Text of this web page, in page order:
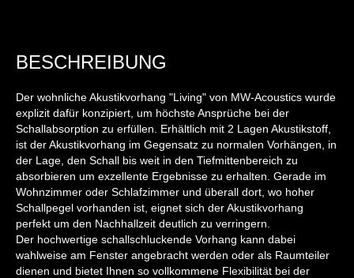
BESCHREIBUNG
Der wohnliche Akustikvorhang "Living" von MW-Acoustics wurde
explizit dafür konzipiert, um höchste Ansprüche bei der
Schallabsorption zu erfüllen. Erhältlich mit 2 Lagen Akustikstoff,
ist der Akustikvorhang im Gegensatz zu normalen Vorhängen, in
der Lage, den Schall bis weit in den Tiefmittenbereich zu
absorbieren um exzellente Ergebnisse zu erhalten. Gerade im
Wohnzimmer oder Schlafzimmer und überall dort, wo hoher
Schallpegel vorhanden ist, eignet sich der Akustikvorhang
perfekt um den Nachhallzeit deutlich zu verringern.
Der hochwertige schallschluckende Vorhang kann dabei
wahlweise am Fenster angebracht werden oder als Raumteiler
dienen und bietet Ihnen so vollkommene Flexibilität bei der